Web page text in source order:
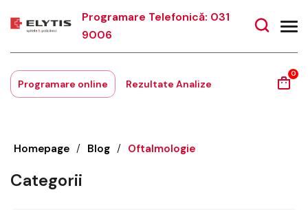
Programare Telefonică: 031
9006
Programare online Rezultate Analize
0
Homepage / Blog / Oftalmologie
Categorii